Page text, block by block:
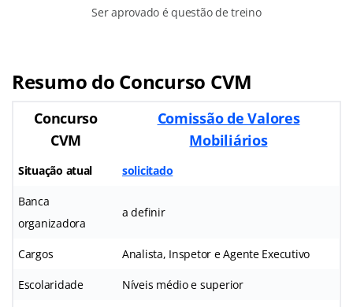
Ser aprovado é questão de treino
Resumo do Concurso CVM
Concurso
CVM
Comissão de Valores
Mobiliários
Situação atual solicitado
Banca
organizadora
a definir
Cargos Analista, Inspetor e Agente Executivo
Escolaridade Níveis médio e superior